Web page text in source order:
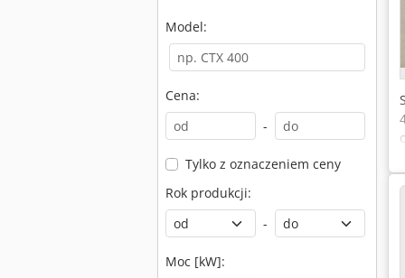
Model:
Cena:
-
Tylko z oznaczeniem ceny
Rok produkcji:
-
Moc [kW]: